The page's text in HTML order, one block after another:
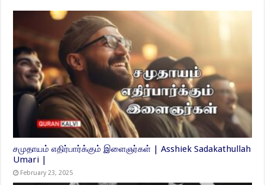
சமுதாயம் எதிர்பார்க்கும் இளைஞர்கள் | Asshiek Sadakathullah
Umari |
February 23, 2025